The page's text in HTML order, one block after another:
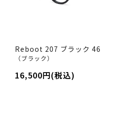
Reboot 207 ブラック 46
（ブラック）
16,500円(税込)